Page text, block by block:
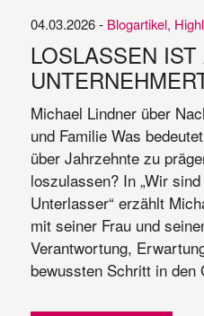
04.03.2026 - Blogartikel,
LOSLASSEN IST
Michael Lindner über
und Familie Was
über Jahrzehnte zu
loszulassen? In „Wir
Unterlasser“ erzählt
mit seiner Frau und
Verantwortung,
bewussten Schritt in den